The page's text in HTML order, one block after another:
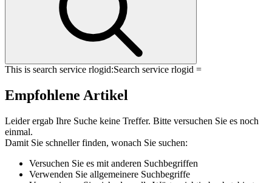
This is search service rlogid:Search service rlogid =
Empfohlene Artikel
Leider ergab Ihre Suche keine Treffer. Bitte versuchen Sie es noch
einmal.
Damit Sie schneller finden, wonach Sie suchen:
Versuchen Sie es mit anderen Suchbegriffen
Verwenden Sie allgemeinere Suchbegriffe